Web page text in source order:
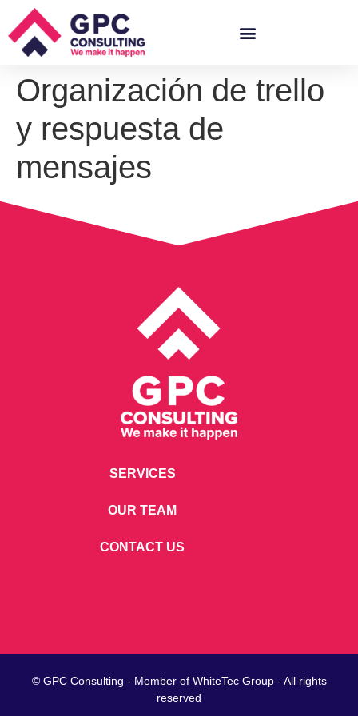
Organización de trello
y respuesta de
mensajes
SERVICES
OUR TEAM
CONTACT US
© GPC Consulting - Member of WhiteTecGroup - All rights
reserved